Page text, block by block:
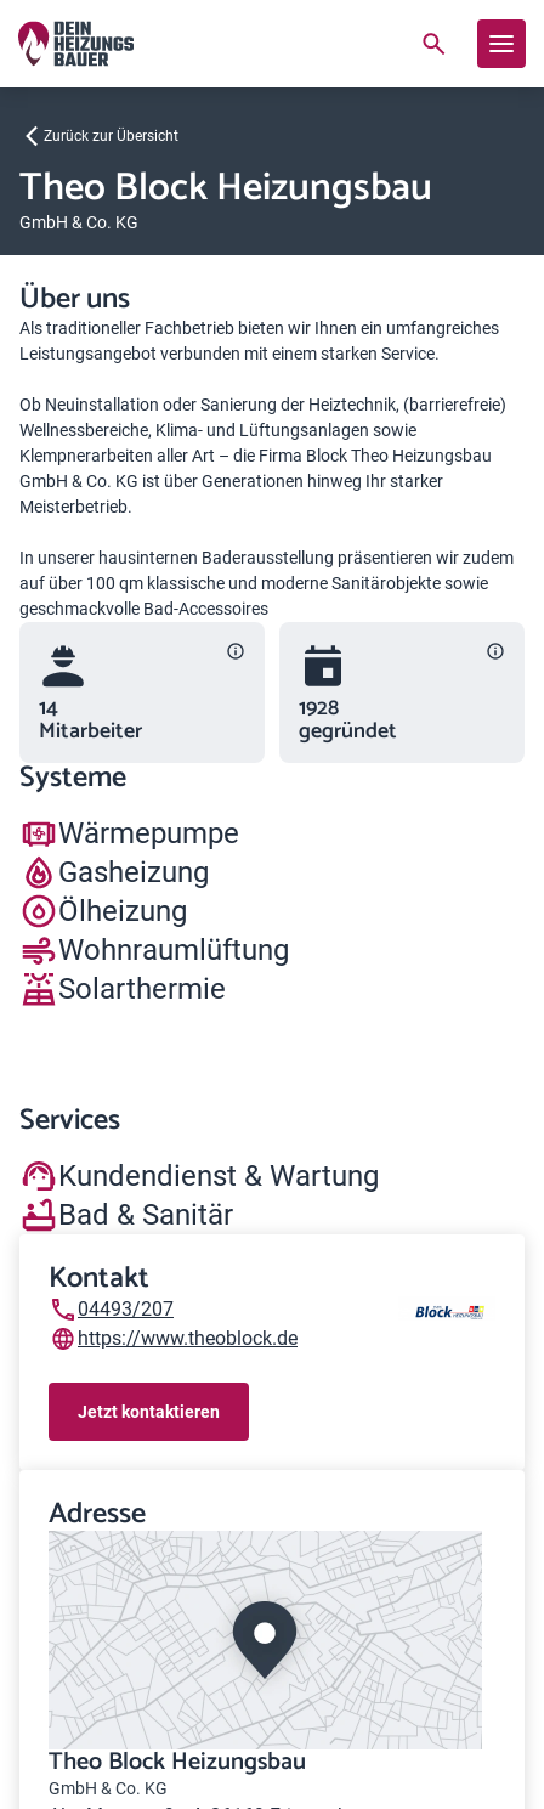
Zurück zur Übersicht
Theo Block Heizungsbau
GmbH & Co. KG
Über uns
Als traditioneller Fachbetrieb bieten wir Ihnen ein umfangreiches
Leistungsangebot verbunden mit einem starken Service.
Ob Neuinstallation oder Sanierung der Heiztechnik, (barrierefreie)
Wellnessbereiche, Klima- und Lüftungsanlagen sowie
Klempnerarbeiten aller Art – die Firma Block Theo Heizungsbau
GmbH & Co. KG ist über Generationen hinweg Ihr starker
Meisterbetrieb.
In unserer hausinternen Baderausstellung präsentieren wir zudem
auf über 100 qm klassische und moderne Sanitärobjekte sowie
geschmackvolle Bad-Accessoires
14
Mitarbeiter
1928
gegründet
Systeme
Wärmepumpe
Gasheizung
Ölheizung
Wohnraumlüftung
Solarthermie
Services
Kundendienst & Wartung
Bad & Sanitär
Kontakt
04493/207
https://www.theoblock.de
Jetzt kontaktieren
Adresse
Theo Block Heizungsbau
GmbH & Co. KG